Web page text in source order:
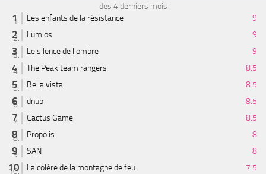
des 4 derniers mois
Les enfants de la résistance
9
Lumios
9
Le silence de l'ombre
9
The Peak team rangers
8.5
Bella vista
8.5
dnup
8.5
Cactus Game
8.5
Propolis
8
SAN
8
La colère de la montagne de feu
7.5